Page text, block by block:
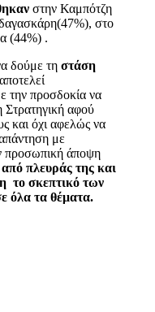
στην Καμπότζη
στο
(44%) .
δούμε τη στάση
την προσδοκία να
αφού
και όχι αφελώς να
με
προσωπική άποψη
πλευράς της και
το σκεπτικό των
όλα τα θέματα.